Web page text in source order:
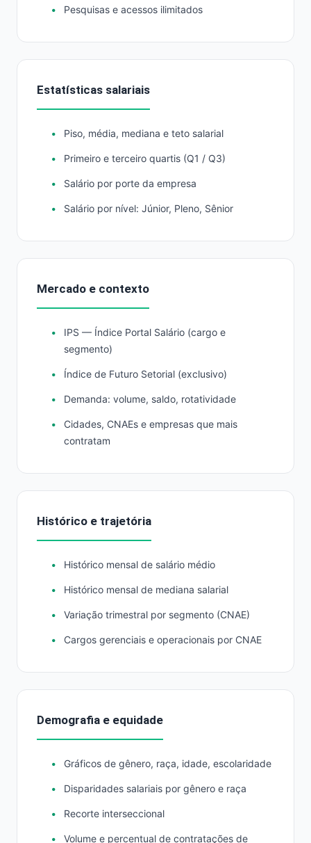
Pesquisas e acessos ilimitados
Estatísticas salariais
Piso, média, mediana e teto salarial
Primeiro e terceiro quartis (Q1 / Q3)
Salário por porte da empresa
Salário por nível: Júnior, Pleno, Sênior
Mercado e contexto
IPS — Índice Portal Salário (cargo e
segmento)
Índice de Futuro Setorial (exclusivo)
Demanda: volume, saldo, rotatividade
Cidades, CNAEs e empresas que mais
contratam
Histórico e trajetória
Histórico mensal de salário médio
Histórico mensal de mediana salarial
Variação trimestral por segmento (CNAE)
Cargos gerenciais e operacionais por CNAE
Demografia e equidade
Gráficos de gênero, raça, idade, escolaridade
Disparidades salariais por gênero e raça
Recorte interseccional
Volume e percentual de contratações de